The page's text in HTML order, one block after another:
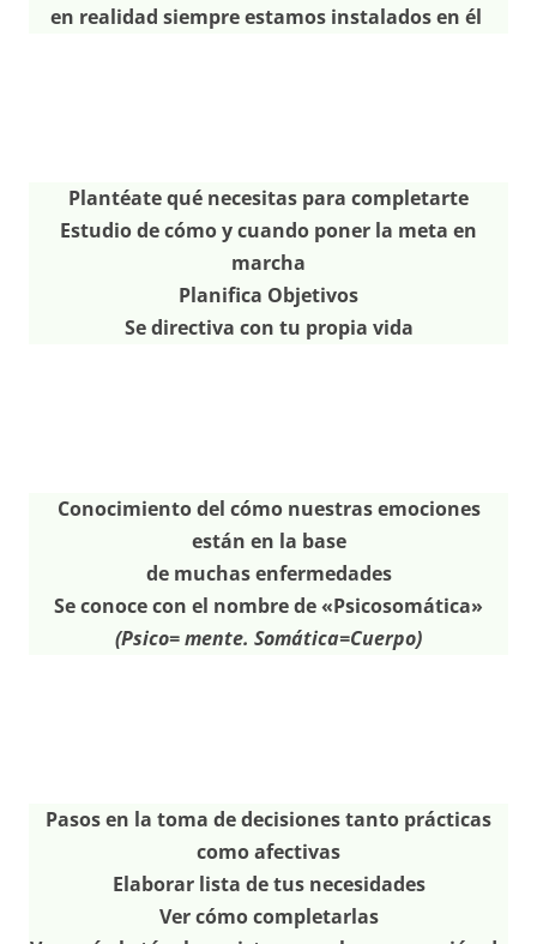
en realidad siempre estamos instalados en él
Plantéate qué necesitas para completarte
Estudio de cómo y cuando poner la meta en
marcha
Planifica Objetivos
Se directiva con tu propia vida
Conocimiento del cómo nuestras emociones
están en la base
de muchasenfermedades
Se conoce con el nombre de «Psicosomática»
(Psico= mente. Somática=Cuerpo)
Pasos en la toma de decisiones tanto prácticas
como afectivas
Elaborar lista de tus necesidades
Ver cómo completarlas